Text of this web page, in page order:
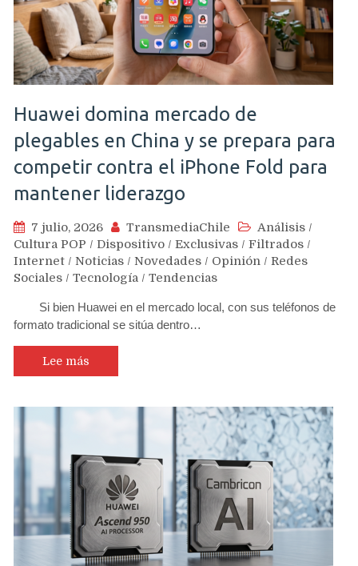
Huawei domina mercado de
plegables en China y se prepara para
competir contra el iPhone Fold para
mantener liderazgo
7 julio, 2026 TransmediaChile Análisis /
Cultura POP / Dispositivo / Exclusivas / Filtrados /
Internet / Noticias / Novedades / Opinión / Redes
Sociales / Tecnología / Tendencias
Si bien Huawei en el mercado local, con sus teléfonos de
formato tradicional se sitúa dentro…
Lee más